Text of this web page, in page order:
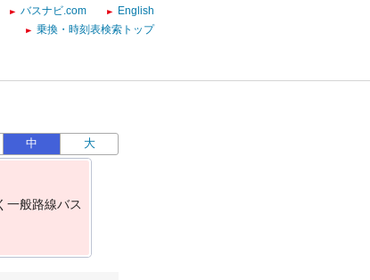
バスナビ.com
English
乗換・時刻表検索トップ
中 大
一般路線バス